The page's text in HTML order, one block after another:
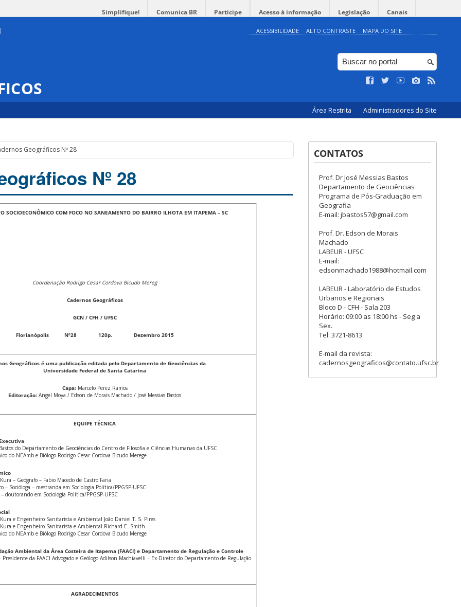
Simplifique! Comunica BR Participe Acesso à informação Legislação Canais
ACESSIBILIDADE ALTO CONTRASTE MAPA DO SITE
Área Restrita Administradores do Site
Geográficos Nº 28
Nº 28
SOCIOECONÔMICO COM FOCO NO SANEAMENTO DO BAIRRO ILHOTA EM ITAPEMA – SC
Coordenação Rodrigo Cesar Cordova Bicudo Mereg
Cadernos Geográficos
GCN / CFH / UFSC
Florianópolis Nº28 120p. Dezembro 2015
Geográficos é uma publicação editada pelo Departamento de Geociências da
Universidade Federal de Santa Catarina
Capa:Marcelo Perez Ramos
Editoração: Angel Moya / Edson de Morais Machado / José Messias Bastos
EQUIPE TÉCNICA
do Departamento de Geociências do Centro de Filosofia e Ciências Humanas da UFSC
do NEAmb e Biólogo Rodrigo Cesar Cordova Bicudo Merege
– Geógrafo – Fabio Macedo de Castro Faria
– Socióloga – mestranda em Sociologia Política/PPGSP-UFSC
doutorando em Sociologia Política/PPGSP-UFSC
e Engenheiro Sanitarista e Ambiental João Daniel T. S. Pires
e Engenheiro Sanitarista e Ambiental Richard E. Smith
do NEAmb e Biólogo Rodrigo Cesar Cordova Bicudo Merege
Ambiental da Área Costeira de Itapema (FAACI) e Departamento de Regulação e Controle
Presidente da FAACI Advogado e Geólogo Adilson Machiavelli – Ex-Diretor do Departamento de Regulação
AGRADECIMENTOS
CONTATOS
Prof. Dr José Messias Bastos
Departamento de Geociências
Programa de Pós-Graduação em
Geografia
E-mail: jbastos57@gmail.com
Prof. Dr. Edson de Morais
Machado
LABEUR - UFSC
E-mail:
edsonmachado1988@hotmail.com
LABEUR - Laboratório de Estudos
Urbanos e Regionais
Bloco D - CFH - Sala 203
Horário: 09:00 as 18:00 hs - Seg a
Sex.
Tel: 3721-8613
E-mail da revista:
cadernosgeograficos@contato.ufsc.br